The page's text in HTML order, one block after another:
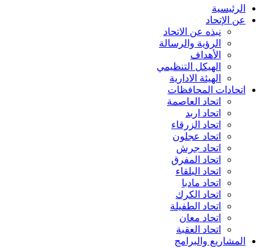
الرئيسية
عن الإتحاد
نبذه عن الاتحاد
الرؤية والرسالة
الأهداف
الهيكل التنظيمي
الهيئة الادارية
اتحادات المحافظات
اتحاد العاصمة
اتحاد اربد
اتحاد الزرقاء
اتحاد عجلون
اتحاد جرش
اتحاد المفرق
اتحاد البلقاء
اتحاد مادبا
اتحاد الكرك
اتحاد الطفيلة
اتحاد معان
اتحاد العقبة
المشاريع والبرامج